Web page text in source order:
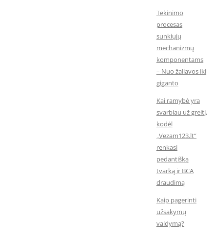
Tekinimo
procesas
sunkiųjų
mechanizmų
komponentams
– Nuo žaliavos iki
giganto
Kai ramybė yra
svarbiau už greitį,
kodėl
„Vezam123.lt“
renkasi
pedantišką
tvarką ir BCA
draudimą
Kaip pagerinti
užsakymų
valdymą?